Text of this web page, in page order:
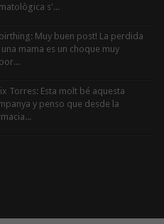
s'...
Muy buen post! La perdida
una mama es un choque muy
Torres: Esta molt bé aquesta
y penso que desde la